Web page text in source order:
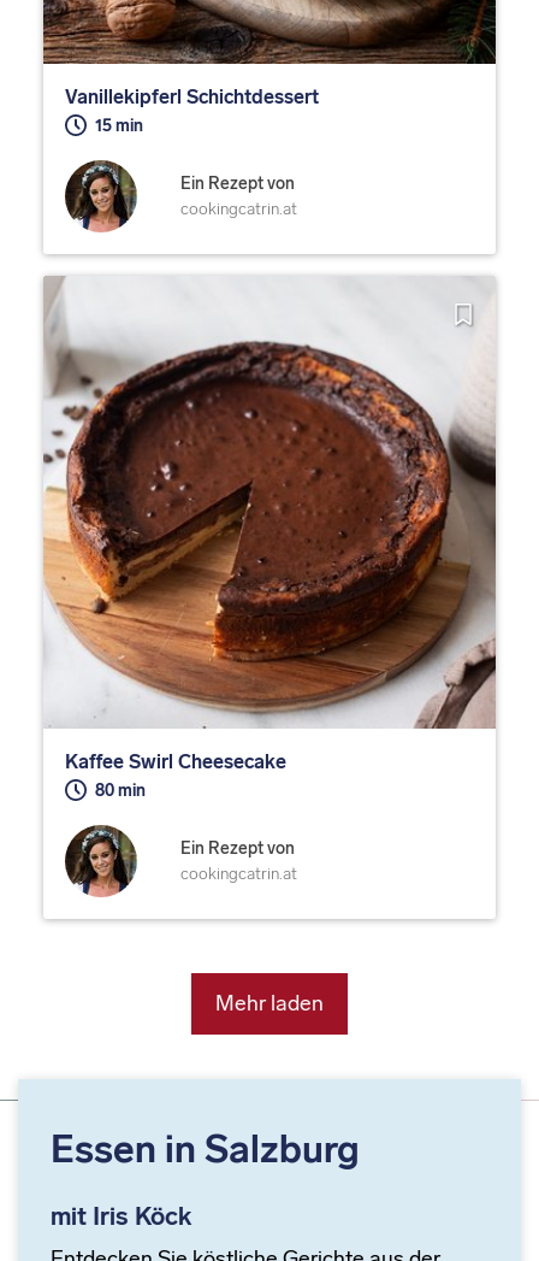
Vanillekipferl Schichtdessert
15 min
Ein Rezept von
cookingcatrin.at
Kaffee Swirl Cheesecake
80 min
Ein Rezept von
cookingcatrin.at
Mehr laden
Essen in Salzburg
mit Iris Köck